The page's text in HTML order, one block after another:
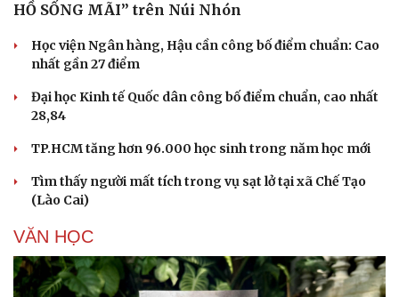
Sân khấu - Điện ảnh
Âm nhạc
Giải trí
Sao Việt
HỒ SỐNG MÃI” trên Núi Nhón
Học viện Ngân hàng, Hậu cần công bố điểm chuẩn: Cao
nhất gần 27 điểm
Đại học Kinh tế Quốc dân công bố điểm chuẩn, cao nhất
28,84
TP.HCM tăng hơn 96.000 học sinh trong năm học mới
Tìm thấy người mất tích trong vụ sạt lở tại xã Chế Tạo
(Lào Cai)
VĂN HỌC